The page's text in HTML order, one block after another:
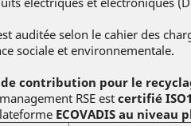
auditée selon le cahier des
sociale et environnementale.
contribution pour le
RSE est certifié
ECOVADIS au niveau